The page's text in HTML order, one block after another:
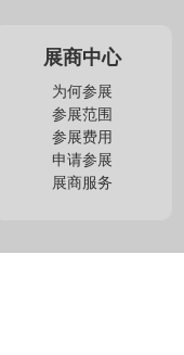
展商中心
为何参展
参展范围
参展费用
申请参展
展商服务